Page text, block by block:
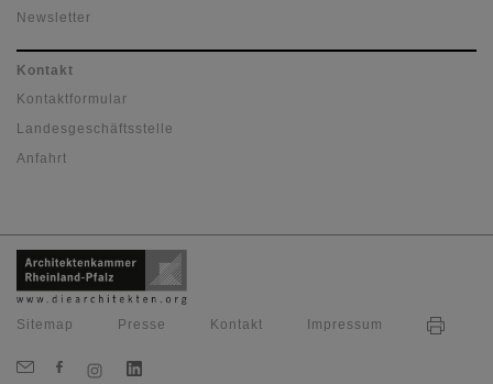
Newsletter
Kontakt
Kontaktformular
Landesgeschäftsstelle
Anfahrt
Sitemap Presse Kontakt Impressum